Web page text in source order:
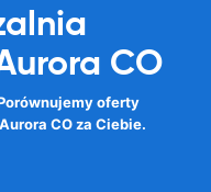
CO
oferty
CO za Ciebie.